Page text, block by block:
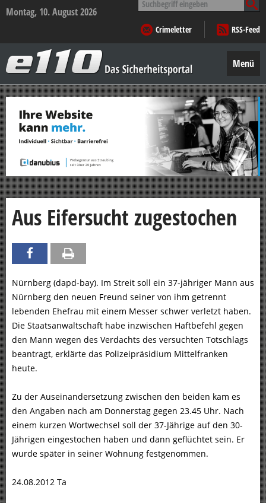
Montag, 10. August 2026
nach:
Crimeletter
RSS-Feed
–
Das
Sicherheitsportal
Menü
Zum
Inhalt
springen
Aus Eifersucht zugestochen
Nürnberg (dapd-bay). Im Streit soll ein 37-jähriger Mann aus
Nürnberg den neuen Freund seiner von ihm getrennt
lebenden Ehefrau mit einem Messer schwer verletzt haben.
Die Staatsanwaltschaft habe inzwischen Haftbefehl gegen
den Mann wegen des Verdachts des versuchten Totschlags
beantragt, erklärte das Polizeipräsidium Mittelfranken
heute.
Zu der Auseinandersetzung zwischen den beiden kam es
den Angaben nach am Donnerstag gegen 23.45 Uhr. Nach
einem kurzen Wortwechsel soll der 37-Jährige auf den 30-
Jährigen eingestochen haben und dann geflüchtet sein. Er
wurde später in seiner Wohnung festgenommen.
24.08.2012 Ta